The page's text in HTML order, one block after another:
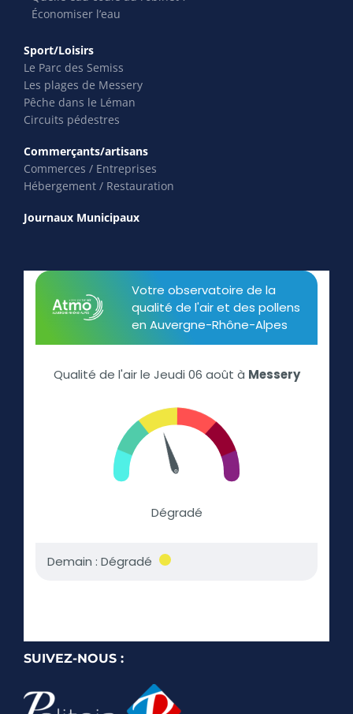
Économiser l’eau
Sport/Loisirs
Le Parc des Semiss
Les plages de Messery
Pêche dans le Léman
Circuits pédestres
Commerçants/artisans
Commerces / Entreprises
Hébergement / Restauration
Journaux Municipaux
SUIVEZ-NOUS :